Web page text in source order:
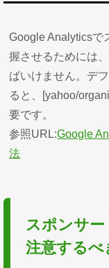
Google Analyticsで
握させるためには
ばいけません。デ
ると、[yahoo/
要です。
参照URL:Google
法
スポンサー
注意するべ